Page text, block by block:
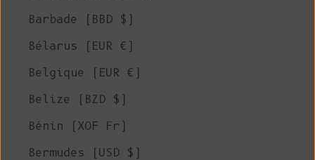
Barbade (BBD $)
Bélarus (EUR €)
Belgique (EUR €)
Belize (BZD $)
Bénin (XOF Fr)
Bermudes (USD $)